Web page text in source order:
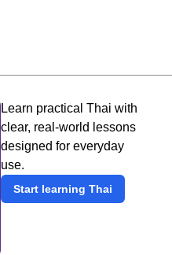
Learn practical Thai with
clear, real-world lessons
designed for everyday
use.
Start learning Thai